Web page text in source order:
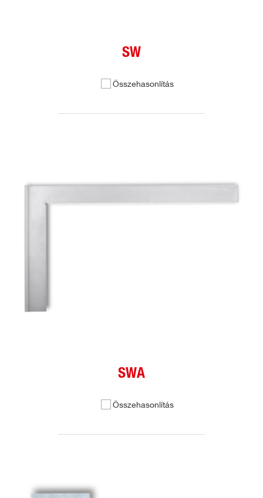
SW
Összehasonlítás
SWA
Összehasonlítás